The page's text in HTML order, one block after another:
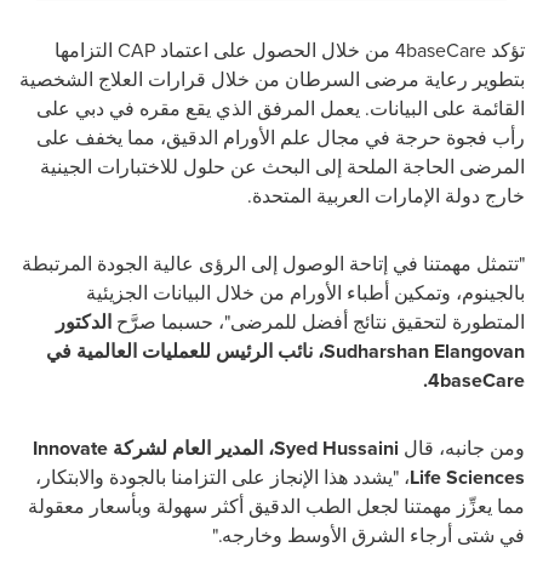
تؤكد 4baseCare من خلال الحصول على اعتماد CAP التزامها
بتطوير رعاية مرضى السرطان من خلال قرارات العلاج الشخصية
القائمة على البيانات. يعمل المرفق الذي يقع مقره في دبي على
رأب فجوة حرجة في مجال علم الأورام الدقيق، مما يخفف على
المرضى الحاجة الملحة إلى البحث عن حلول للاختبارات الجينية
خارج دولة الإمارات العربية المتحدة.
"تتمثل مهمتنا في إتاحة الوصول إلى الرؤى عالية الجودة المرتبطة
بالجينوم، وتمكين أطباء الأورام من خلال البيانات الجزيئية
المتطورة لتحقيق نتائج أفضل للمرضى"، حسبما صرَّح الدكتور
Sudharshan Elangovan، نائب الرئيس للعمليات العالمية في
4baseCare.
ومن جانبه، قال
Syed Hussaini، المدير العام لشركة Innovate
Life Sciences، "يشدد هذا الإنجاز على التزامنا بالجودة والابتكار،
مما يعزِّز مهمتنا لجعل الطب الدقيق أكثر سهولة وبأسعار معقولة
في شتى أرجاء الشرق الأوسط وخارجه."